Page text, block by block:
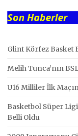
Son Haberler
Glint Körfez Basket
Melih Tunca’nın
U16 Milliler İlk
Basketbol Süper
Belli Oldu